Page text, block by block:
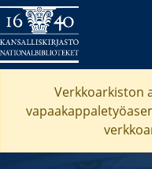
Verkkoarkiston